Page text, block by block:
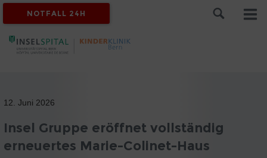
NOTFALL 24H
12. Juni 2026
Insel Gruppe eröffnet vollständig
erneuertes Marie-Colinet-Haus